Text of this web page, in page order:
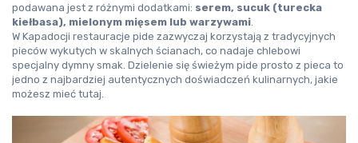
podawana jest z różnymi dodatkami: serem, sucuk (turecka
kiełbasa), mielonym mięsem lub warzywami
W Kapadocji restauracje pide zazwyczaj korzystają z tradycyjnych
pieców wykutych w skalnych ścianach, co nadaje chlebowi
specjalny dymny smak. Dzielenie się świeżym pide prosto z pieca to
jedno z najbardziej autentycznych doświadczeń kulinarnych, jakie
możesz mieć tutaj.